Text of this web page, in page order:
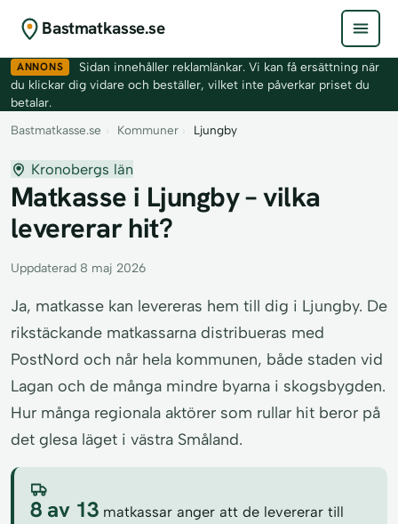
Bastmatkasse.se
ANNONS
Sidan innehåller reklamlänkar. Vi kan få ersättning när
du klickar dig vidare och beställer, vilket inte påverkar priset du
betalar.
Bastmatkasse.se › Kommuner › Ljungby
Kronobergs län
Matkasse i Ljungby – vilka
levererar hit?
Uppdaterad 8 maj 2026
Ja, matkasse kan levereras hem till dig i Ljungby. De
rikstäckande matkassarna distribueras med
PostNord och når hela kommunen, både staden vid
Lagan och de många mindre byarna i skogsbygden.
Hur många regionala aktörer som rullar hit beror på
det glesa läget i västra Småland.
8 av 13 matkassar anger att de levererar till